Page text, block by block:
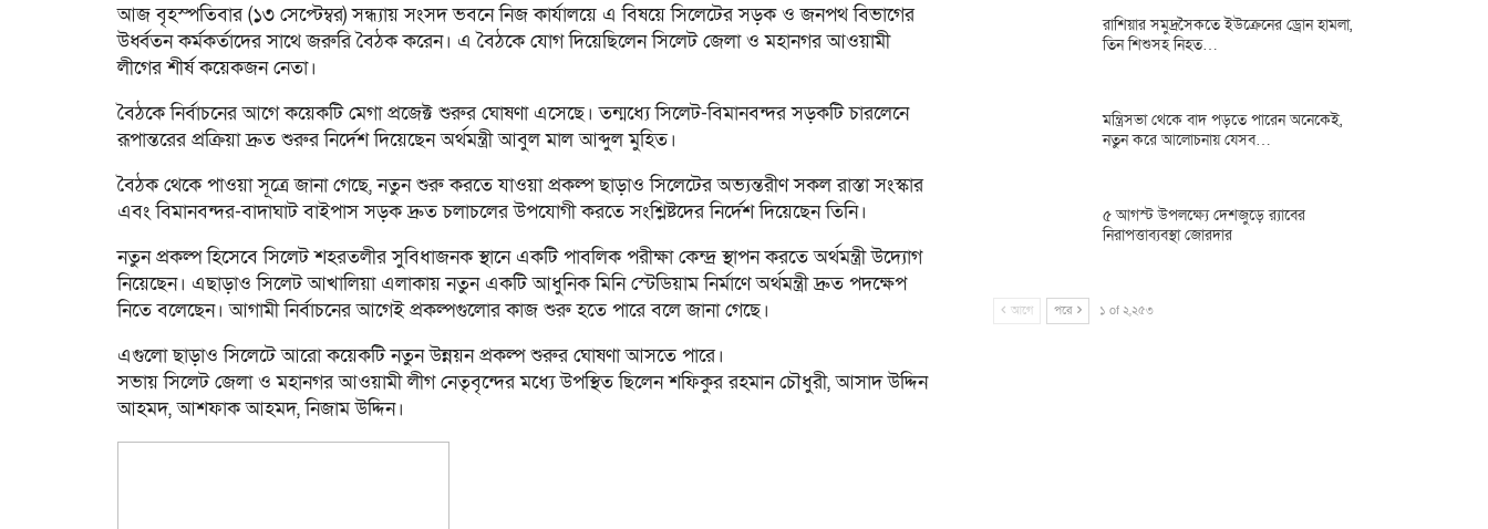
আজ বৃহস্পতিবার (১৩ সেপ্টেম্বর) সন্ধ্যায় সংসদ ভবনে নিজ কার্যালয়ে এ বিষয়ে সিলেটের সড়ক ও জনপথ বিভাগের
উর্ধ্বতন কর্মকর্তাদের সাথে জরুরি বৈঠক করেন। এ বৈঠকে যোগ দিয়েছিলেন সিলেট জেলা ও মহানগর আওয়ামী
লীগের শীর্ষ কয়েকজন নেতা।
বৈঠকে নির্বাচনের আগে কয়েকটি মেগা প্রজেক্ট শুরুর ঘোষণা এসেছে। তন্মধ্যে সিলেট-বিমানবন্দর সড়কটি চারলেনে
রূপান্তরের প্রক্রিয়া দ্রুত শুরুর নির্দেশ দিয়েছেন অর্থমন্ত্রী আবুল মাল আব্দুল মুহিত।
বৈঠক থেকে পাওয়া সূত্রে জানা গেছে, নতুন শুরু করতে যাওয়া প্রকল্প ছাড়াও সিলেটের অভ্যন্তরীণ সকল রাস্তা সংস্কার
এবং বিমানবন্দর-বাদাঘাট বাইপাস সড়ক দ্রুত চলাচলের উপযোগী করতে সংশ্লিষ্টদের নির্দেশ দিয়েছেন তিনি।
নতুন প্রকল্প হিসেবে সিলেট শহরতলীর সুবিধাজনক স্থানে একটি পাবলিক পরীক্ষা কেন্দ্র স্থাপন করতে অর্থমন্ত্রী উদ্যোগ
নিয়েছেন। এছাড়াও সিলেট আখালিয়া এলাকায় নতুন একটি আধুনিক মিনি স্টেডিয়াম নির্মাণে অর্থমন্ত্রী দ্রুত পদক্ষেপ
নিতে বলেছেন। আগামী নির্বাচনের আগেই প্রকল্পগুলোর কাজ শুরু হতে পারে বলে জানা গেছে।
এগুলো ছাড়াও সিলেটে আরো কয়েকটি নতুন উন্নয়ন প্রকল্প শুরুর ঘোষণা আসতে পারে।
সভায় সিলেট জেলা ও মহানগর আওয়ামী লীগ নেতৃবৃন্দের মধ্যে উপস্থিত ছিলেন শফিকুর রহমান চৌধুরী, আসাদ উদ্দিন
আহমদ, আশফাক আহমদ, নিজাম উদ্দিন।
রাশিয়ার সমুদ্রসৈকতে ইউক্রেনের ড্রোন হামলা,
তিন শিশুসহ নিহত…
মন্ত্রিসভা থেকে বাদ পড়তে পারেন অনেকেই,
নতুন করে আলোচনায় যেসব…
৫ আগস্ট উপলক্ষ্যে দেশজুড়ে র‌্যাবের
নিরাপত্তাব্যবস্থা জোরদার
আগে পরে ১ of ২,২৫৩